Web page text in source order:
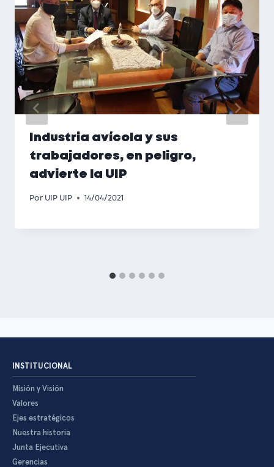
Industria avícola y sus
trabajadores, en peligro,
advierte la UIP
Por UIP UIP 14/04/2021
INSTITUCIONAL
Misión y Visión
Valores
Ejes estratégicos
Nuestra historia
Junta Ejecutiva
Gerencias